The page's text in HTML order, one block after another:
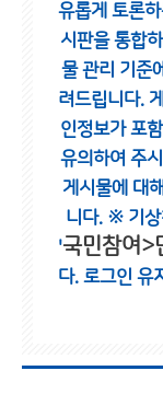
유롭게 토론
시판을 통합
물 관리 기준
려드립니다.
인정보가 포
유의하여 주
게시물에 대
니다. ※ 기상
'국민참여>
다. 로그인 유